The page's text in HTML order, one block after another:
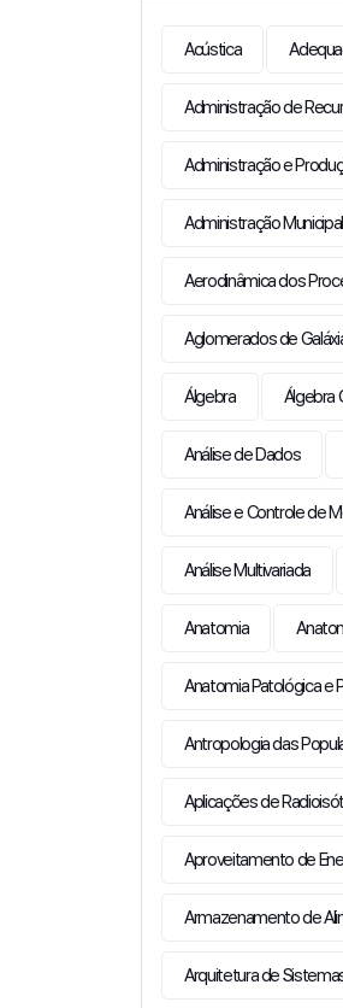
Acústica
Administração de
Administração e
Administração
Aerodinâmica dos
Aglomerados de
Álgebra Álgebra
Análise de Dados
Análise e Controle de
Análise Multivariada
Anatomia
Anatomia Patológica e
Antropologia das
Aplicações de
Aproveitamento de
Armazenamento de
Arquitetura de